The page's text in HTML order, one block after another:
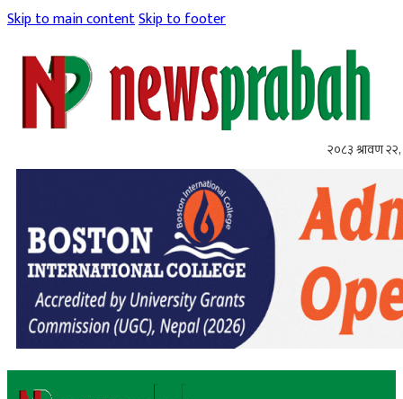
Skip to main contentSkip to footer
२०८३ श्रावण २२,